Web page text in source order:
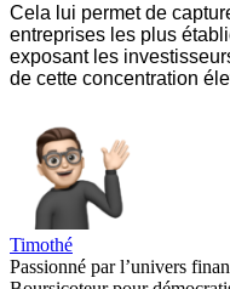
Cela lui permet de
entreprises les plus
exposant les
de cette concentration
Timothé
Passionné par l’univers